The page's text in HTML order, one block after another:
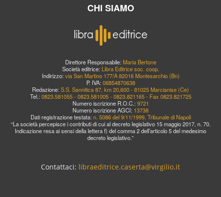
CHI SIAMO
Direttore Responsabile: Maria Bertone
Società editrice: Libra Editrice soc. coop.
Indirizzo: via San Martino 177/A 82016 Montesarchio (Bn)
P. IVA: 06854870638
Redazione: S.S. Sannitica 87, km 20,600 - 81025 Marcianise (Ce)
Tel.: 0823.581055 - 0823.581005 - 0823.821165 - Fax 0823.821725
Numero iscrizione R.O.C.: 9721
Numero iscrizione AGCI: 13738
Dati registrazione testata: n. 5086 del 9/11/1999, Tribunale di Napoli
“La società percepisce i contributi di cui al decreto legislativo 15 maggio 2017, n. 70.
Indicazione resa ai sensi della lettera f) del comma 2 dell’articolo 5 del medesimo
decreto legislativo.”
Contattaci: libraeditrice.caserta@virgilio.it